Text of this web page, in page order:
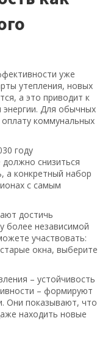
уже
утепления, новых
а это приводит к
Для обычных
коммунальных
году
снизиться
а конкретный набор
с самым
достичь
более независимой
участвовать:
окна, выберите
– устойчивость
– формируют
Они показывают, что
находить новые